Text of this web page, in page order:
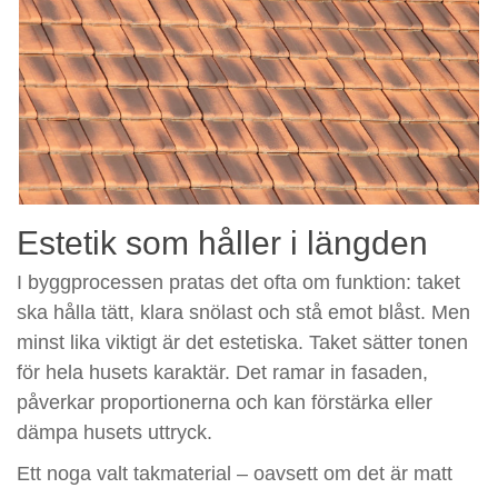
Estetik som håller i längden
I byggprocessen pratas det ofta om funktion: taket
ska hålla tätt, klara snölast och stå emot blåst. Men
minst lika viktigt är det estetiska. Taket sätter tonen
för hela husets karaktär. Det ramar in fasaden,
påverkar proportionerna och kan förstärka eller
dämpa husets uttryck.
Ett noga valt takmaterial – oavsett om det är matt